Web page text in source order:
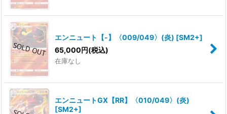
エンニュート【-】〈009/049〉(炎) [SM2+]
65,000円(税込)
在庫なし
エンニュートGX【RR】〈010/049〉(炎)
[SM2+]